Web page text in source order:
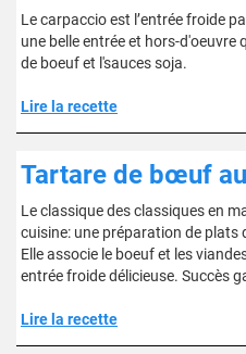
Le carpaccio est l’entrée froide
une belle entrée et hors-d'oeuvre
de boeuf et l'sauces soja.
Lire la recette
Tartare de bœuf
Le classique des classiques en
cuisine: une préparation de plats
Elle associe le boeuf et les
entrée froide délicieuse. Succès
Lire la recette